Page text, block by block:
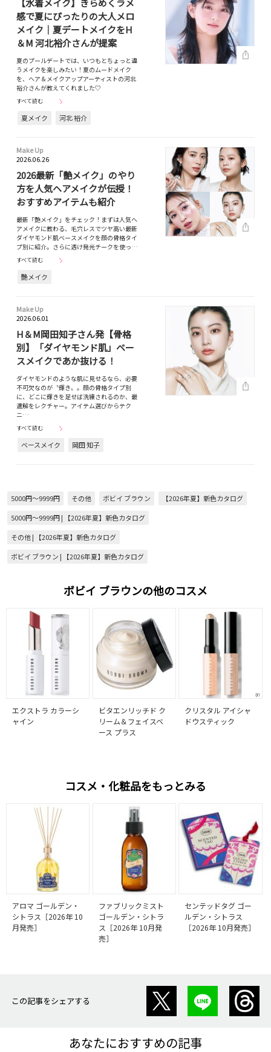
【水着メイク】きらめくラメ
感で夏にぴったりの大人メロ
メイク｜夏デートメイクをH
＆M 河北裕介さんが提案
夏のプールデートでは、いつもとちょっと違
うメイクを楽しみたい！夏のムードメイク
を、ヘア＆メイクアップアーティストの河北
裕介さんが教えてくれました♡
すべて読む
夏メイク 河北 裕介
Make Up
2026.06.26
2026最新「艶メイク」のやり
方を人気ヘアメイクが伝授！
おすすめアイテムも紹介
最新「艶メイク」をチェック！まずは人気ヘ
アメイクに教わる、毛穴レスでツヤ高い最新
ダイヤモンド肌ベースメイクを顔の骨格タイ
プ別に紹介。さらに透け発光チークを使っ…
すべて読む
艶メイク
Make Up
2026.06.01
H＆M岡田知子さん発【骨格
別】「ダイヤモンド肌」ベー
スメイクであか抜ける！
ダイヤモンドのような肌に見せるなら、必要
不可欠なのが〝輝き〟。顔の骨格タイプ別
に、どこに輝きを足せば洗練されるのか、最
適解をレクチャー。アイテム選びからテク
ニ…
すべて読む
ベースメイク 岡田 知子
5000円～9999円 その他 ボビイ ブラウン
【2026年夏】新色カタログ
5000円～9999円 | 【2026年夏】新色カタログ
その他 | 【2026年夏】新色カタログ
ボビイ ブラウン | 【2026年夏】新色カタログ
ボビイ ブラウンの他のコスメ
エクストラ カラーシ
ャイン
ビタエンリッチド ク
リーム＆フェイスベ
ース プラス
クリスタル アイシャ
ドウスティック
コスメ・化粧品をもっとみる
アロマ ゴールデン・
シトラス［2026年 10
月発売］
ファブリックミスト
ゴールデン・シトラ
ス［2026年 10月発
売］
センテッドタグ ゴー
ルデン・シトラス
［2026年 10月発売］
この記事をシェアする
あなたにおすすめの記事